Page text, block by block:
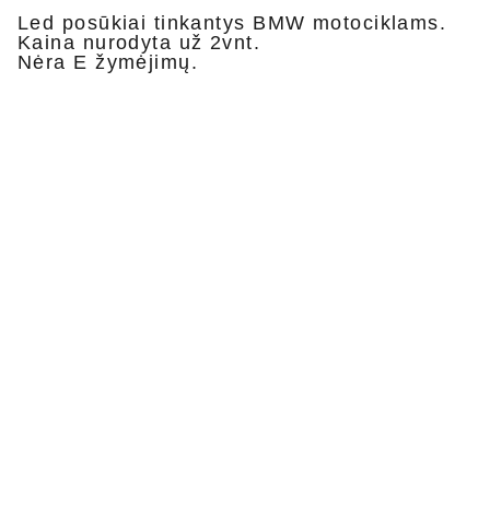
Led posūkiai tinkantys BMW motociklams.
Kaina nurodyta už 2vnt.
Nėra E žymėjimų.